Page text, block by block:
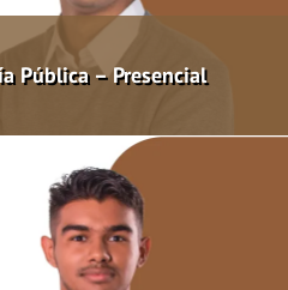
Pública – Presencial